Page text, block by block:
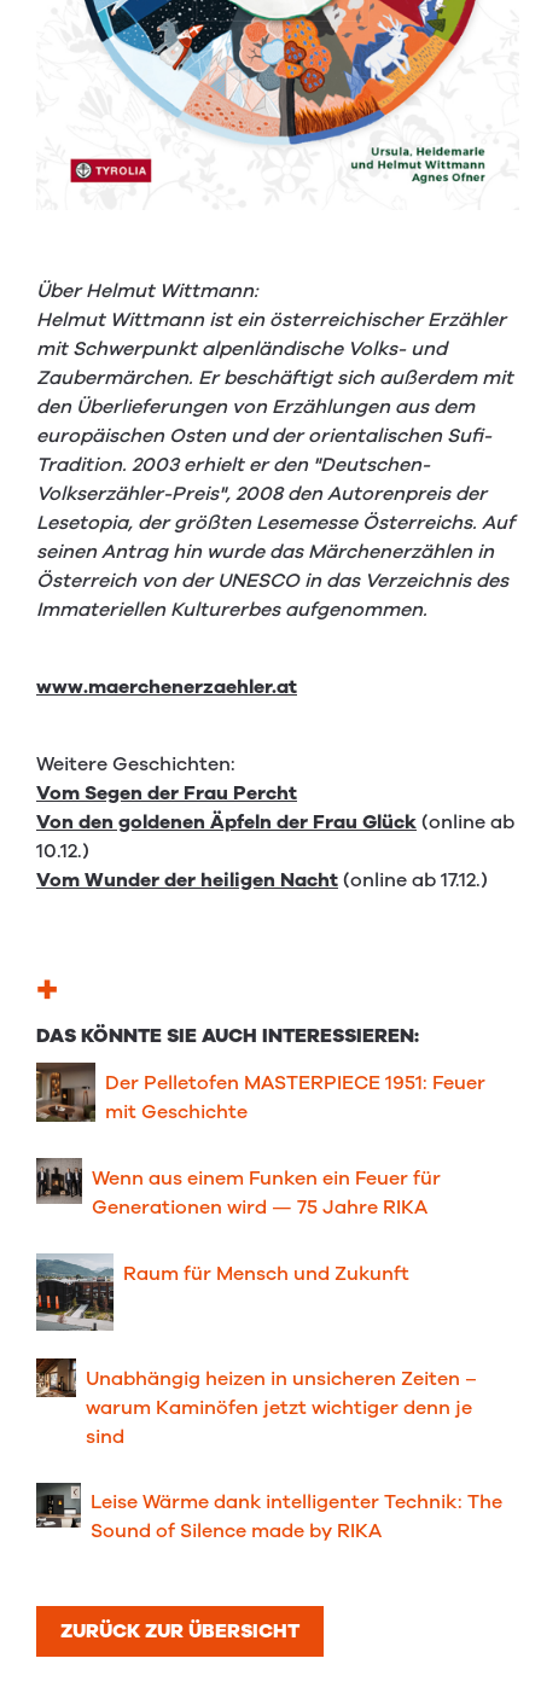
Über Helmut Wittmann:
Helmut Wittmann ist ein österreichischer Erzähler
mit Schwerpunkt alpenländische Volks- und
Zaubermärchen. Er beschäftigt sich außerdem mit
den Überlieferungen von Erzählungen aus dem
europäischen Osten und der orientalischen Sufi-
Tradition. 2003 erhielt er den "Deutschen-
Volkserzähler-Preis", 2008 den Autorenpreis der
Lesetopia, der größten Lesemesse Österreichs. Auf
seinen Antrag hin wurde das Märchenerzählen in
Österreich von der UNESCO in das Verzeichnis des
Immateriellen Kulturerbes aufgenommen.
www.maerchenerzaehler.at
Weitere Geschichten:
Vom Segen der Frau Percht
Von den goldenen Äpfeln der Frau Glück(online ab
10.12.)
Vom Wunder der heiligen Nacht(online ab 17.12.)
+
DAS KÖNNTE SIE AUCH INTERESSIEREN:
Der Pelletofen MASTERPIECE 1951: Feuer
mit Geschichte
Wenn aus einem Funken ein Feuer für
Generationen wird — 75 Jahre RIKA
Raum für Men⁠sch und Zu⁠kunft
Unabhängig heizen in unsicheren Zeiten –
warum Kaminöfen jetzt wichtiger denn je
sind
Leise Wärme dank intelligenter Technik: The
Sound of Silence made by RIKA
ZURÜCK ZUR ÜBERSICHT